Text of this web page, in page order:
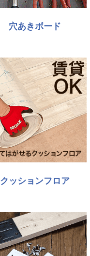
穴あきボード
クッションフロア